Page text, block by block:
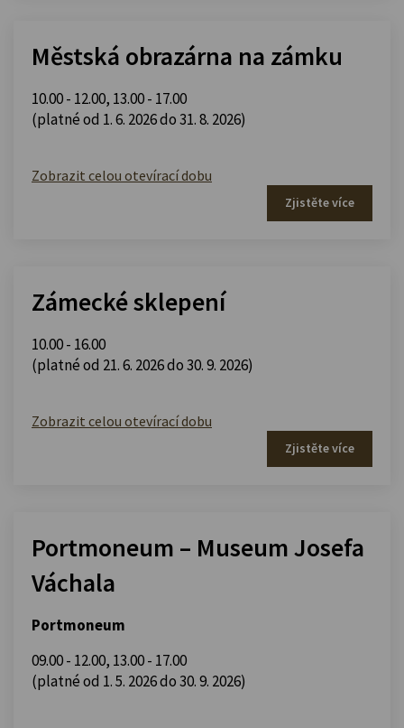
Městská obrazárna na zámku
10.00 - 12.00, 13.00 - 17.00
(platné od 1. 6. 2026 do 31. 8. 2026)
Zobrazit celou otevírací dobu
Zjistěte více
Zámecké sklepení
10.00 - 16.00
(platné od 21. 6. 2026 do 30. 9. 2026)
Zobrazit celou otevírací dobu
Zjistěte více
Portmoneum – Museum Josefa
Váchala
Portmoneum
09.00 - 12.00, 13.00 - 17.00
(platné od 1. 5. 2026 do 30. 9. 2026)